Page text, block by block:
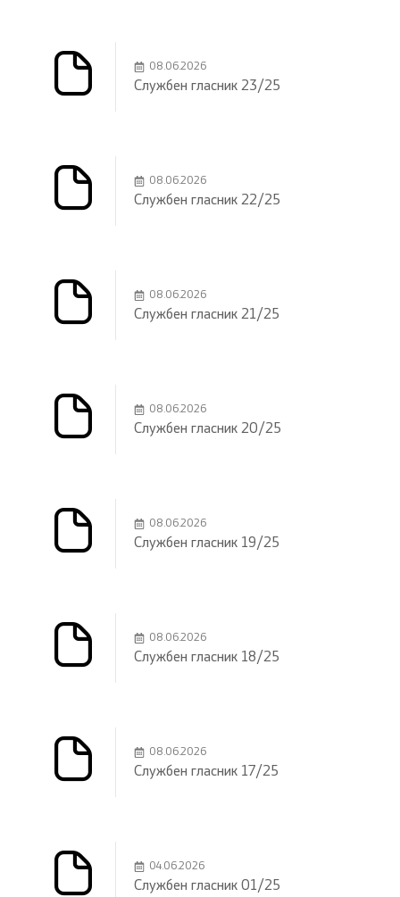
08.06.2026
Службен гласник 23/25
08.06.2026
Службен гласник 22/25
08.06.2026
Службен гласник 21/25
08.06.2026
Службен гласник 20/25
08.06.2026
Службен гласник 19/25
08.06.2026
Службен гласник 18/25
08.06.2026
Службен гласник 17/25
04.06.2026
Службен гласник 01/25